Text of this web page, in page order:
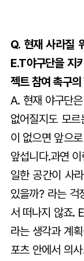
Q. 현재 사라질
E.T야구단을 지
젝트 참여 촉구
A. 현재 야구단
없어질지도 모
이 없으면 앞으
앞섭니다.과연
일한 공간이 사
있을까? 라는 걱
서 떠나지 않죠.
라는 생각과 계
포츠 안에서 의